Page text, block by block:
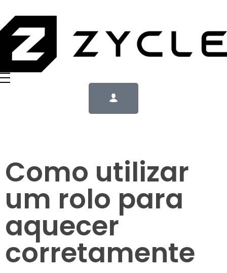
Como utilizar
um rolo para
aquecer
corretamente